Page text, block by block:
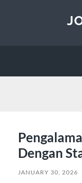
Dengan
JANUARY 30, 2026